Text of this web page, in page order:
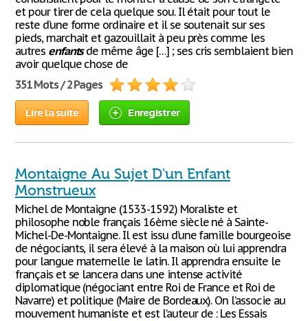
et pour tirer de cela quelque sou. Il était pour tout le
reste d’une forme ordinaire et il se soutenait sur ses
pieds, marchait et gazouillait à peu près comme les
autres enfantsde même âge […] ; ses cris semblaient bien
avoir quelque chose de
351 Mots / 2 Pages
Lire la suite Enregistrer
Montaigne Au Sujet D'un Enfant
Monstrueux
Michel de Montaigne (1533-1592) Moraliste et
philosophe noble français 16ème siècle né à Sainte-
Michel-De-Montaigne. Il est issu d’une famille bourgeoise
de négociants, il sera élevé à la maison où lui apprendra
pour langue maternelle le latin. Il apprendra ensuite le
français et se lancera dans une intense activité
diplomatique (négociant entre Roi de France et Roi de
Navarre) et politique (Maire de Bordeaux). On l’associe au
mouvement humaniste et est l’auteur de : Les Essais